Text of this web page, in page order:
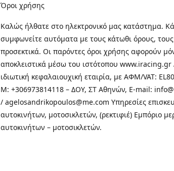
Όροι χρήσης
Καλώς ήλθατε στo ηλεκτρονικό μας κατάστημα.
συμφωνείτε αυτόματα με τους κάτωθι όρους,
προσεκτικά. Οι παρόντες όροι χρήσης αφορούν
αποκλειστικά μέσω του ιστότοπου
ιδιωτική κεφαλαιουχική εταιρία, με ΑΦΜ/VAT:
M: +306973814118 – ΔΟΥ, ΣΤ Αθηνών, E-mail:
/ agelosandrikopoulos@me.com Υπηρεσίες
αυτοκινήτων, μοτοσικλετών, (ρεκτιφιέ) Εμπόριο
αυτοκινήτων – μοτοσικλετών.